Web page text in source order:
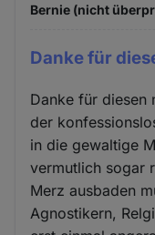
Bernie (nicht
Danke für
Danke für diesen
der
in die gewaltige
vermutlich sogar
Merz ausbaden
Agnostikern,